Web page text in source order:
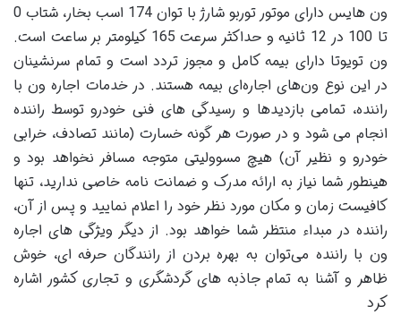
ون هایس دارای موتور توربو شارژ با توان 174 اسب بخار، شتاب 0
تا 100 در 12 ثانیه و حداکثر سرعت 165 کیلومتر بر ساعت است.
ون تویوتا دارای بیمه کامل و مجوز تردد است و تمام سرنشینان
در این نوع ون‌های اجاره‌ای بیمه هستند. در خدمات اجاره ون با
راننده، تمامی بازدیدها و رسیدگی های فنی خودرو توسط راننده
انجام می شود و در صورت هر گونه خسارت (مانند تصادف، خرابی
خودرو و نظیر آن) هیچ مسوولیتی متوجه مسافر نخواهد بود و
هینطور شما نیاز به ارائه مدرک و ضمانت نامه خاصی ندارید، تنها
کافیست زمان و مکان مورد نظر خود را اعلام نمایید و پس از آن،
راننده در مبداء منتظر شما خواهد بود. از دیگر ویژگی های اجاره
ون با راننده می‌توان به بهره بردن از رانندگان حرفه ای، خوش
ظاهر و آشنا به تمام جاذبه های گردشگری و تجاری کشور اشاره
کرد